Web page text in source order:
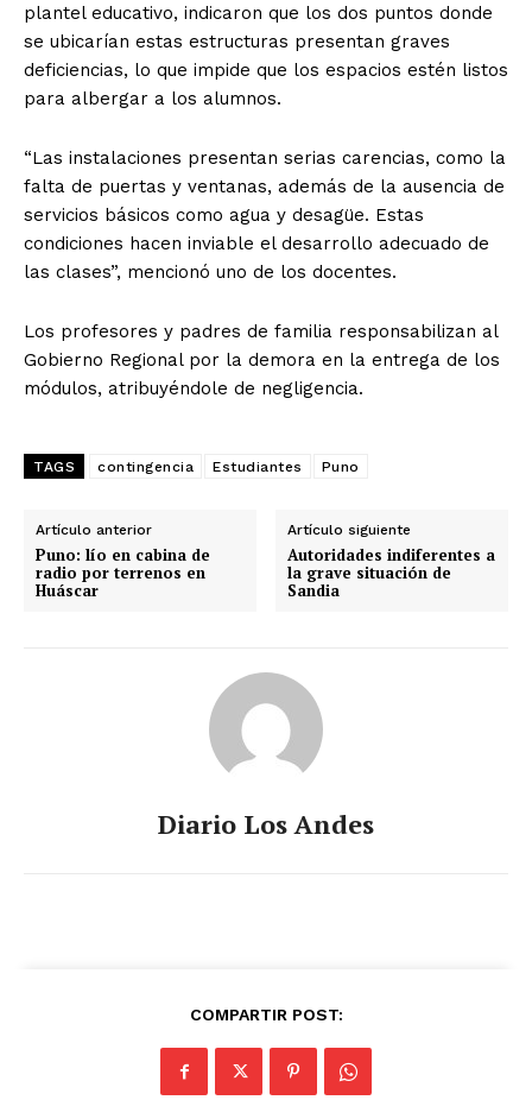
plantel educativo, indicaron que los dos puntos donde
se ubicarían estas estructuras presentan graves
deficiencias, lo que impide que los espacios estén listos
para albergar a los alumnos.
“Las instalaciones presentan serias carencias, como la
falta de puertas y ventanas, además de la ausencia de
servicios básicos como agua y desagüe. Estas
condiciones hacen inviable el desarrollo adecuado de
las clases”, mencionó uno de los docentes.
Los profesores y padres de familia responsabilizan al
Gobierno Regional por la demora en la entrega de los
módulos, atribuyéndole de negligencia.
TAGS contingencia Estudiantes Puno
Artículo anterior
Puno: lío en cabina de
radio por terrenos en
Huáscar
Artículo siguiente
Autoridades indiferentes a
la grave situación de
Sandia
Diario Los Andes
COMPARTIR POST: